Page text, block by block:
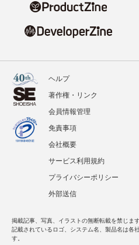
ヘルプ
著作権・リンク
会員情報管理
免責事項
会社概要
サービス利用規約
プライバシーポリシー
外部送信
掲載記事、写真、イラストの無断転載を禁じます
記載されているロゴ、システム名、製品名は各
す。